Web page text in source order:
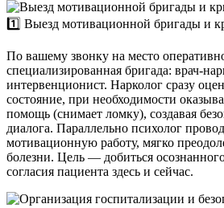
1️⃣ Выезд мотивационной бригады и
По вашему звонку на место
специализированная бригада: врач-
интервенционист. Нарколог сразу
состояние, при необходимости
помощь (снимает ломку), создавая
диалога. Параллельно психолог
мотивационную работу, мягко
болезни. Цель — добиться
согласия пациента здесь и сейчас.